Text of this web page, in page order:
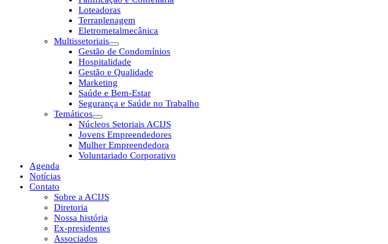
Loteadoras
Terraplenagem
Eletrometalmecânica
Multissetoriais
Gestão de Condomínios
Hospitalidade
Gestão e Qualidade
Marketing
Saúde e Bem-Estar
Segurança e Saúde no Trabalho
Temáticos
Núcleos Setoriais ACIJS
Jovens Empreendedores
Mulher Empreendedora
Voluntariado Corporativo
Agenda
Notícias
Contato
Sobre a ACIJS
Diretoria
Nossa história
Ex-presidentes
Associados